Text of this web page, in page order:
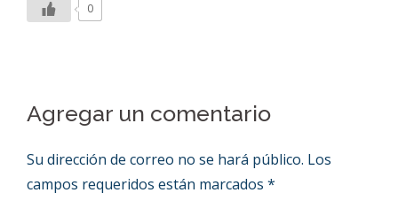
0
Agregar un comentario
Su dirección de correo no se hará público. Los
campos requeridos están marcados *